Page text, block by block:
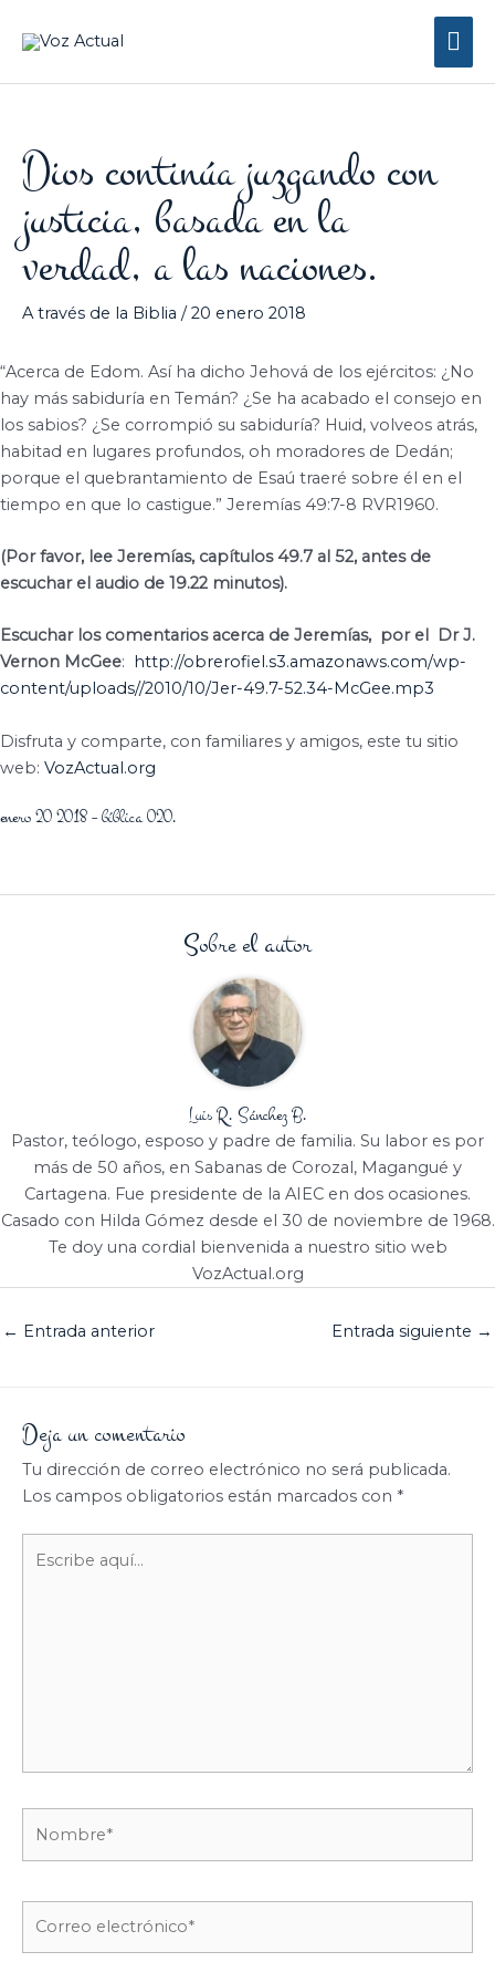
Dios continúa juzgando con
justicia, basada en la
verdad, a las naciones.
A través de la Biblia / 20 enero 2018
“Acerca de Edom. Así ha dicho Jehová de los ejércitos: ¿No
hay más sabiduría en Temán? ¿Se ha acabado el consejo en
los sabios? ¿Se corrompió su sabiduría? Huid, volveos atrás,
habitad en lugares profundos, oh moradores de Dedán;
porque el quebrantamiento de Esaú traeré sobre él en el
tiempo en que lo castigue.” Jeremías 49:7-8 RVR1960.
(Por favor, lee Jeremías, capítulos 49.7 al 52, antes de
escuchar el audio de 19.22 minutos).
Escuchar los comentarios acerca de Jeremías, por el
Dr J.
Vernon McGee:
http://obrerofiel.s3.amazonaws.com/wp-
content/uploads//2010/10/Jer-49.7-52.34-McGee.mp3
Disfruta y comparte, con familiares y amigos, este tu sitio
web: VozActual.org
enero 20 2018 –bíblica 020.
Sobre el autor
Luis R. Sánchez B.
Pastor, teólogo, esposo y padre de familia. Su labor es por
más de 50 años, en Sabanas de Corozal, Magangué y
Cartagena. Fue presidente de la AIEC en dos ocasiones.
Casado con Hilda Gómez desde el 30 de noviembre de 1968.
Te doy una cordial bienvenida a nuestro sitio web
VozActual.org
← Entrada anterior Entrada siguiente →
Deja un comentario
Tu dirección de correo electrónico no será publicada.
Los campos obligatorios están marcados con *